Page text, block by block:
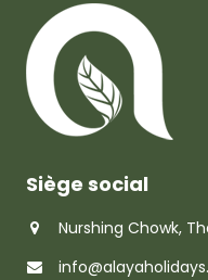
Siège social
Nurshing Chowk,